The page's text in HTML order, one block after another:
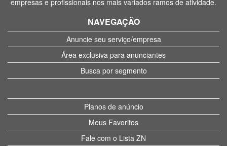
empresas e profissionais nos mais variados ramos de atividade.
NAVEGAÇÃO
Anuncie seu serviço/empresa
Área exclusiva para anunciantes
Busca por segmento
Planos de anúncio
Meus Favoritos
Fale com o Lista ZN